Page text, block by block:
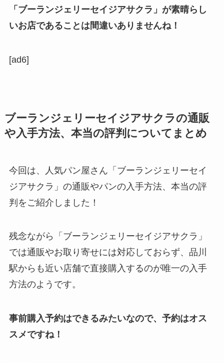
「ブーランジェリーセイジアサクラ」が素晴らし
いお店であることは間違いありませんね！
[ad6]
ブーランジェリーセイジアサクラの通販
や入手方法、本当の評判についてまとめ
今回は、人気パン屋さん「ブーランジェリーセイ
ジアサクラ」の通販やパンの入手方法、本当の評
判をご紹介しました！
残念ながら「ブーランジェリーセイジアサクラ」
では通販やお取り寄せには対応しておらず、品川
駅からも近い店舗で直接購入するのが唯一の入手
方法のようです。
事前購入予約はできるみたいなので、予約はオス
スメですね！